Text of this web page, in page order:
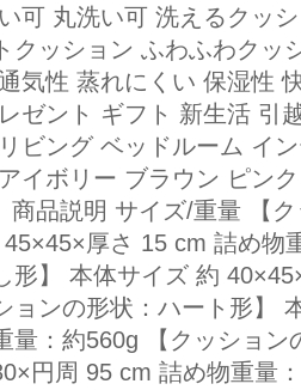
可 丸洗い可 洗えるクッ
クッション ふわふわクッ
気性 蒸れにくい 保湿性
ゼント ギフト 新生活 引
ビング ベッドルーム イ
:アイボリー ブラウ
明 サイズ/重量 【クッ
45×45×厚さ 15 cm 詰め物
形】 本体サイズ 約
ョンの形状：ハート形】
量：約560g 【クッショ
円周 95 cm 詰め物重量